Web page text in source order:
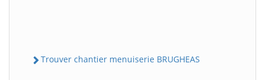
Trouver chantier menuiserie BRUGHEAS